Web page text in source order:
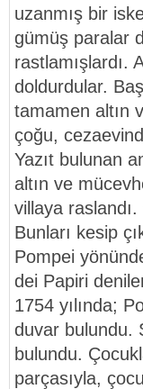
uzanmış bir
gümüş paralar
rastlamışlardı.
doldurdular.
tamamen altın
çoğu,
Yazıt bulunan
altın ve
villaya
Bunları kesip
Pompei
dei Papiri
1754 yılında;
duvar bulundu.
bulundu.
parçasıyla,